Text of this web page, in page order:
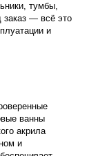
тумбы,
— всё это
и
ванны
акрила
и